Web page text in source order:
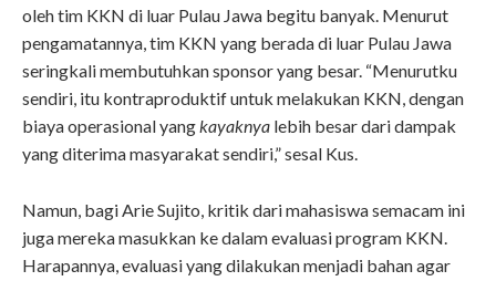
oleh tim KKN di luar Pulau Jawa begitu banyak. Menurut
pengamatannya, tim KKN yang berada di luar Pulau Jawa
seringkali membutuhkan sponsor yang besar. “Menurutku
sendiri, itu kontraproduktif untuk melakukan KKN, dengan
biaya operasional yangkayaknya lebih besar dari dampak
yang diterima masyarakat sendiri,” sesal Kus.
Namun, bagi Arie Sujito, kritik dari mahasiswa semacam ini
juga mereka masukkan ke dalam evaluasi program KKN.
Harapannya, evaluasi yang dilakukan menjadi bahan agar